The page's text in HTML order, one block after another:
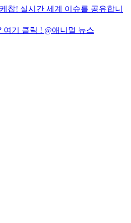
찹! 실시간 세계 이슈를 공유합니
여기 클릭 ! @애니멀 뉴스